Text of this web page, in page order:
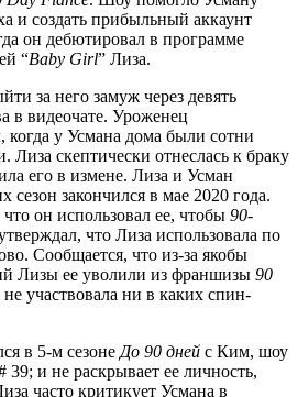
и создать прибыльный аккаунт
он дебютировал в программе
“Baby Girl” Лиза.
за него замуж через девять
в видеочате. Уроженец
у Усмана дома были сотни
Лиза скептически отнеслась к браку
его в измене. Лиза и Усман
сезон закончился в мае 2020 года.
он использовал ее, чтобы 90-
что Лиза использовала по
Сообщается, что из-за якобы
Лизы ее уволили из франшизы 90
участвовала ни в каких спин-
в 5-м сезоне До 90 дней с Ким, шоу
и не раскрывает ее личность,
часто критикует Усмана в